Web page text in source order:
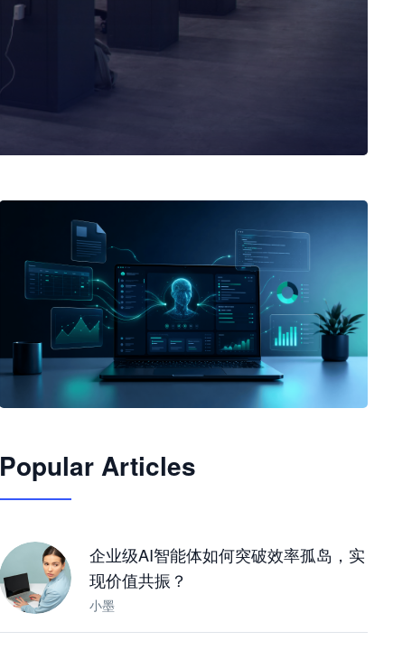
JimoClaw 桌面 AI Agent 工作台
Popular Articles
企业级AI智能体如何突破效率孤岛，实
现价值共振？
小墨